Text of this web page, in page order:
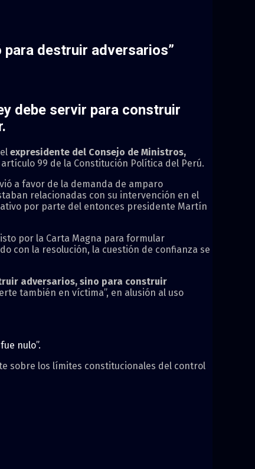
para destruir adversarios”
debe servir para construir
expresidente del Consejo de Ministros,
99 de la Constitución Política del Perú.
a favor de la demanda de amparo
relacionadas con su intervención en el
por parte del entonces presidente Martín
por la Carta Magna para formular
con la resolución, la cuestión de confianza se
adversarios, sino para construir
también en víctima”, en alusión al uso
nulo”.
sobre los límites constitucionales del control